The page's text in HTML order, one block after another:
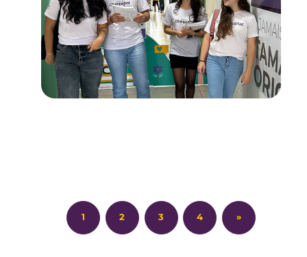
1 2 3 4 »